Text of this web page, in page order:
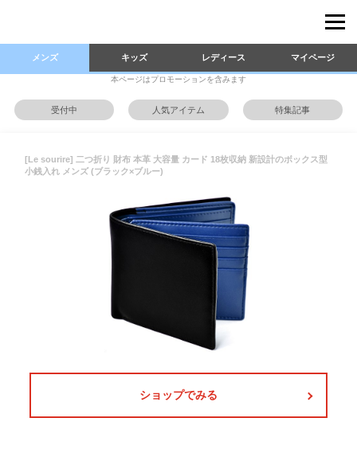
メンズ キッズ レディース マイページ
本ページはプロモーションを含みます
受付中 人気アイテム 特集記事
[Le sourire] 二つ折り 財布 本革 大容量 カード 18枚収納 新設計のボックス型
小銭入れ メンズ (ブラック×ブルー)
ショップでみる